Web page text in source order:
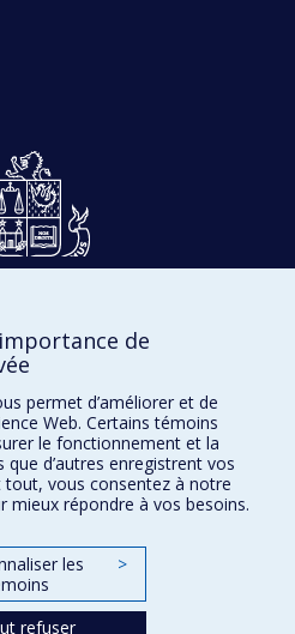
de
permet d’améliorer et de
Web. Certains témoins
le fonctionnement et la
d’autres enregistrent vos
tout, vous consentez à notre
mieux répondre à vos besoins.
les
>
refuser